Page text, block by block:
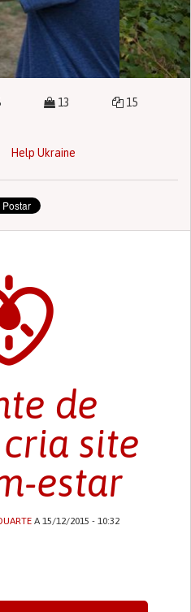
13 15
Help Ukraine
de
site
estar
A 15/12/2015 - 10:32